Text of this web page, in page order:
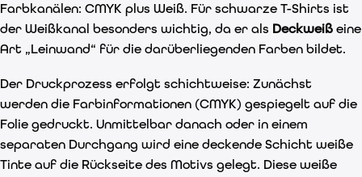
Farbkanälen: CMYK plus Weiß. Für schwarze T-Shirts ist
der Weißkanal besonders wichtig, da er als Deckweiß eine
Art „Leinwand“ für die darüberliegenden Farben bildet.
Der Druckprozess erfolgt schichtweise: Zunächst
werden die Farbinformationen (CMYK) gespiegelt auf die
Folie gedruckt. Unmittelbar danach oder in einem
separaten Durchgang wird eine deckende Schicht weiße
Tinte auf die Rückseite des Motivs gelegt. Diese weiße